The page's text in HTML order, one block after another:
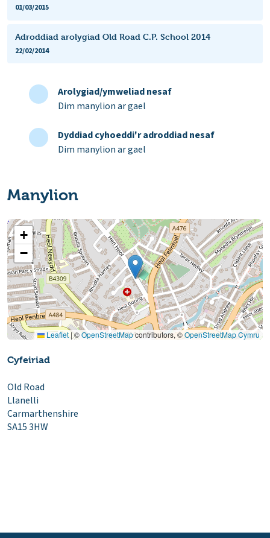
01/03/2015
Adroddiad arolygiad Old Road C.P. School 2014
22/02/2014
Arolygiad/ymweliad nesaf
Dim manylion ar gael
Dyddiad cyhoeddi'r adroddiad nesaf
Dim manylion ar gael
Manylion
+
−
Leaflet|©OpenStreetMapcontributors, ©OpenStreetMap Cymru
Cyfeiriad
Old Road
Llanelli
Carmarthenshire
SA15 3HW